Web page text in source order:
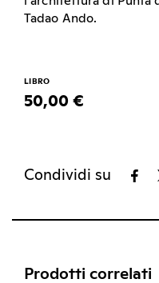
Tadao Ando.
LIBRO
50,00 €
Condividi su
Prodotti correlati